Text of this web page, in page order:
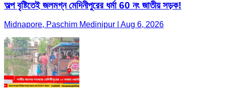
অল্প বৃষ্টিতেই জলমগ্ন মেদিনীপুরের ধর্মা 60 নং জাতীয় সড়ক!
Midnapore, Paschim Medinipur | Aug 6, 2026